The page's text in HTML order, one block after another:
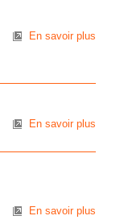
En savoir plus
En savoir plus
En savoir plus